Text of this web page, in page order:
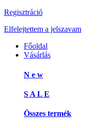
Regisztráció
Elfelejtettem a jelszavam
Főoldal
Vásárlás
N e w
S A L E
Összes termék